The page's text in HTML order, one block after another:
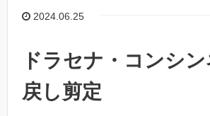
2024.06.25
ドラセナ・コンシ
戻し剪定